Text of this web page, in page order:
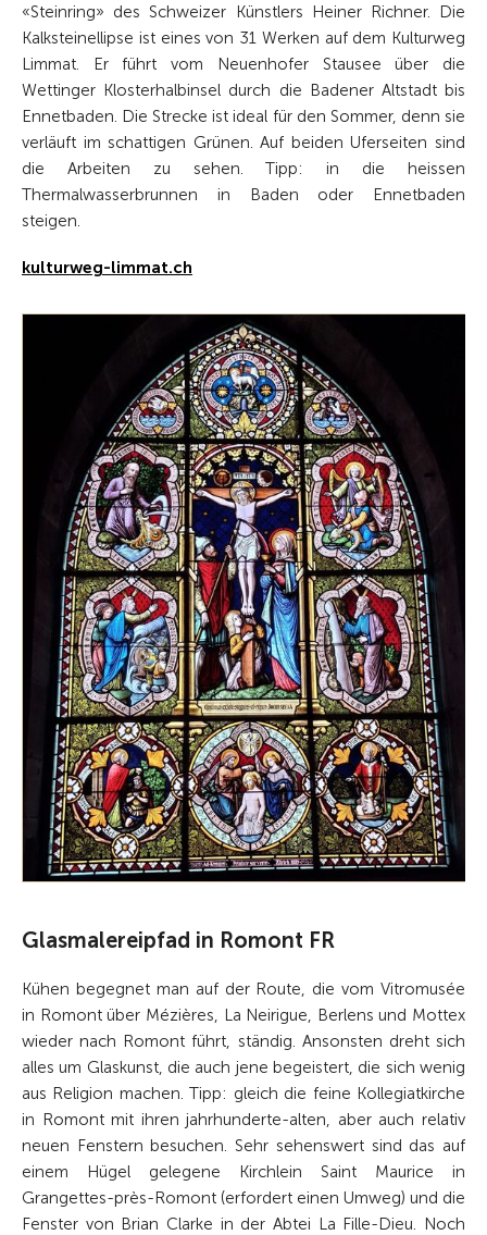
«Steinring» des Schweizer Künstlers Heiner Richner. Die
Kalksteinellipse ist eines von 31 Werken auf dem Kulturweg
Limmat. Er führt vom Neuenhofer Stausee über die
Wettinger Klosterhalbinsel durch die Badener Altstadt bis
Ennetbaden. Die Strecke ist ideal für den Sommer, denn sie
verläuft im schattigen Grünen. Auf beiden Uferseiten sind
die Arbeiten zu sehen. Tipp: in die heissen
Thermalwasserbrunnen in Baden oder Ennetbaden
steigen.
kulturweg-limmat.ch
Glasmalereipfad in Romont FR
Kühen begegnet man auf der Route, die vom Vitromusée
in Romont über Mézières, La Neirigue, Berlens und Mottex
wieder nach Romont führt, ständig. Ansonsten dreht sich
alles um Glaskunst, die auch jene begeistert, die sich wenig
aus Religion machen. Tipp: gleich die feine Kollegiatkirche
in Romont mit ihren jahrhunderte­-alten, aber auch relativ
neuen Fenstern besuchen. Sehr sehenswert sind das auf
einem Hügel gelegene Kirchlein Saint Maurice in
Grangettes-­près-Romont (erfordert einen Umweg) und die
Fenster von Brian Clarke in der Abtei La Fille-­Dieu. Noch